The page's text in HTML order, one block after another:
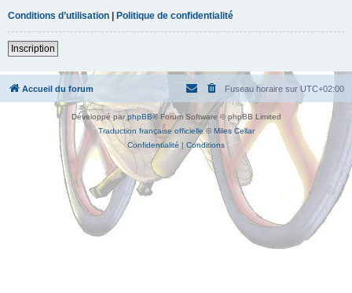
Conditions d’utilisation | Politique de confidentialité
Inscription
Accueil du forum Fuseau horaire sur UTC+02:00
Développé parphpBB® Forum Software © phpBB Limited
Traduction française officielle© Miles Cellar
Confidentialité | Conditions